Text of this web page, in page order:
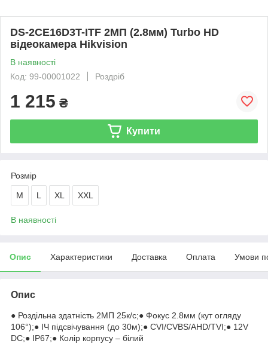
DS-2CE16D3T-ITF 2МП (2.8мм) Turbo HD
відеокамера Hikvision
В наявності
Код: 99-00001022
Роздріб
1 215 ₴
Купити
Розмір
M L XL XXL
В наявності
Опис Характеристики Доставка Оплата Умови
Опис
● Роздільна здатність 2МП 25к/с;● Фокус 2.8мм (кут огляду
106°);● ІЧ підсвічування (до 30м);● CVI/CVBS/AHD/TVI;● 12V
DC;● IP67;● Колір корпусу – білий